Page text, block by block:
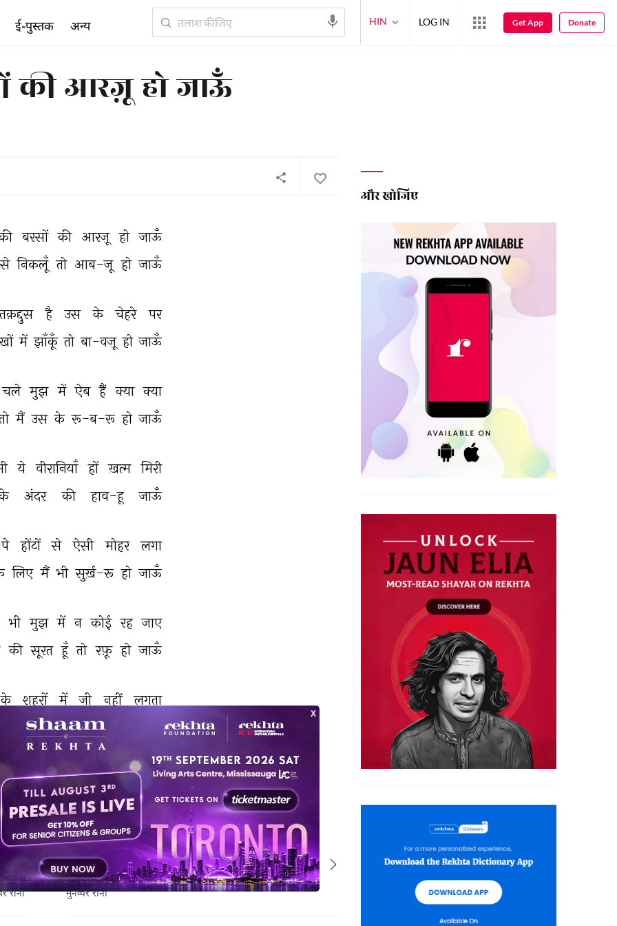
की आरज़ू हो जाऊँ
बरसों की आरज़ू हो जाऊँ
से निकलूँ तो आब-जू हो जाऊँ
तक़द्दुस है उस के चेहरे
पर
में झाँकूँ तो बा-वज़ू हो जाऊँ
चले मुझ में ऐब हैं क्या क्या
मैं उस के रू-ब-रू हो जाऊँ
ये वीरानियाँ हों ख़त्म मिरी
अंदर की हाव-हू जाऊँ
पे होंटों से ऐसी मोहर
लगा
लिए मैं भी सुर्ख़-रू हो जाऊँ
भी मुझ में न कोई रह जाए
की सूरत हूँ तो रफ़ू हो जाऊँ
के शहरों में जी नहीं
लगता
फिर से मैं लखनऊ जाऊँ
प्रकाशन: Maktaba Al-faheem (2012) संस्करण: 2012
अगली ग़ज़ल
मैं इस से पहले कि बिखरूँ इधर उधर हो जाऊँ
मुनव्वर राना
है
राना
और खोजिए
ई-पुस्तक अन्य HIN LOG IN Get App Donate